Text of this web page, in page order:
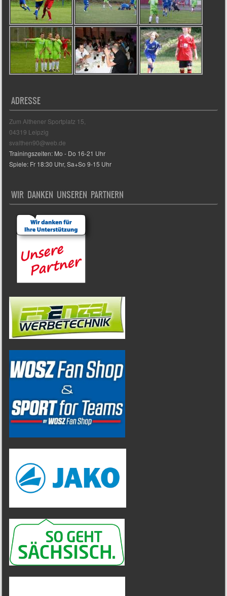
ADRESSE
Zum Althener Sportplatz 15,
04319 Leipzig
svalthen90@web.de
Trainingszeiten: Mo - Do 16-21 Uhr
Spiele: Fr 18:30 Uhr, Sa+So 9-15 Uhr
WIR DANKEN UNSEREN PARTNERN